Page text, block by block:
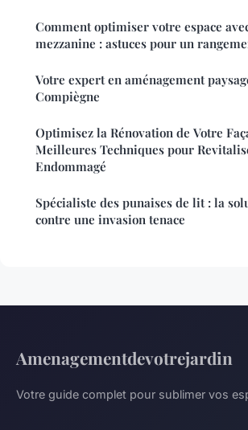
Comment optimiser votre espace
mezzanine : astuces pour un
Votre expert en aménagement
Compiègne
Optimisez la Rénovation de Votre
Meilleures Techniques pour
Endommagé
Spécialiste des punaises de lit : la
contre une invasion tenace
Amenagementdevotrejardin
Votre guide complet pour sublimer vos